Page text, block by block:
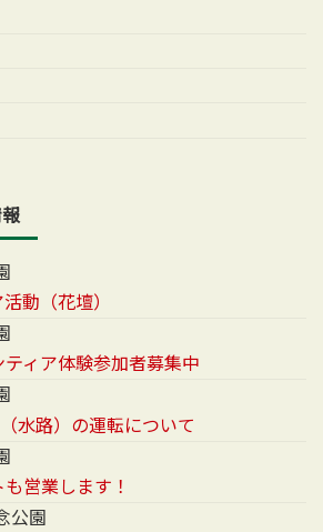
動（花壇）
ィア体験参加者募集中
水路）の運転について
営業します！
公園